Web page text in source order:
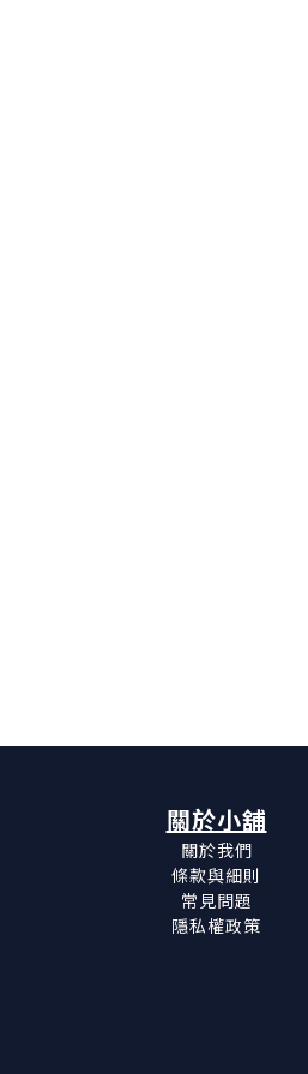
關於小舖
關於我們
條款與細則
常見問題
隱私權政策